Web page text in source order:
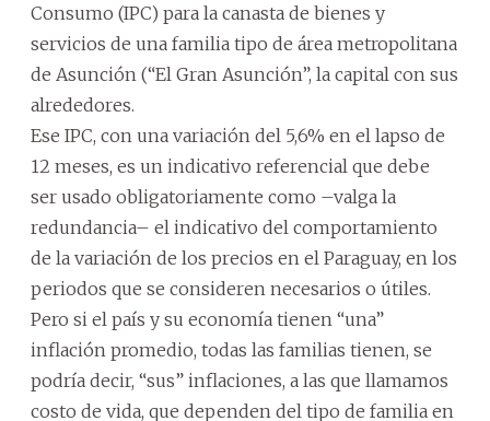
Consumo (IPC) para la canasta de bienes y
servicios de una familia tipo de área metropolitana
de Asunción (“El Gran Asunción”, la capital con sus
alrededores.
Ese IPC, con una variación del 5,6% en el lapso de
12 meses, es un indicativo referencial que debe
ser usado obligatoriamente como –valga la
redundancia– el indicativo del comportamiento
de la variación de los precios en el Paraguay, en los
periodos que se consideren necesarios o útiles.
Pero si el país y su economía tienen “una”
inflación promedio, todas las familias tienen, se
podría decir, “sus” inflaciones, a las que llamamos
costo de vida, que dependen del tipo de familia en